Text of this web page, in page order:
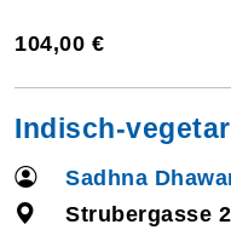
104,00 €
Indisch-
Sadhna
Strubergasse